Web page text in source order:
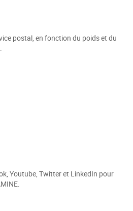
postal, en fonction du poids et du
Youtube, Twitter et LinkedIn pour